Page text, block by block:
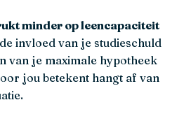
minder op leencapaciteit
invloed van je studieschuld
van je maximale hypotheek
jou betekent hangt af van